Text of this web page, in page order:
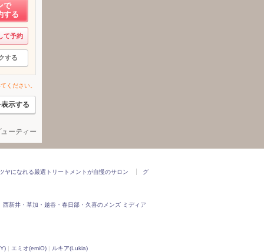
で
する
て予約
する
ください。
示する
ーティー
ヤになれる厳選トリートメントが自慢のサロン
グ
西新井・草加・越谷・春日部・久喜のメンズ ミディア
| エミオ(emiO) | ルキア(Lukia)